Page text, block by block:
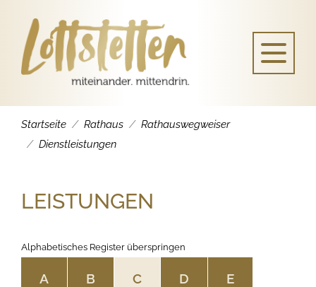
Startseite Rathaus
Rathauswegweiser
Dienstleistungen
LEISTUNGEN
Alphabetisches Register überspringen
A B C D E